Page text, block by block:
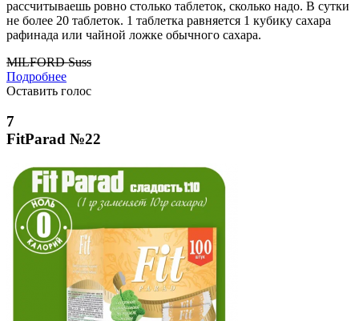
рассчитываешь ровно столько таблеток, сколько надо. В сутки
не более 20 таблеток. 1 таблетка равняется 1 кубику сахара
рафинада или чайной ложке обычного сахара.
MILFORD Suss
Подробнее
Оставить голос
7
FitParad №22